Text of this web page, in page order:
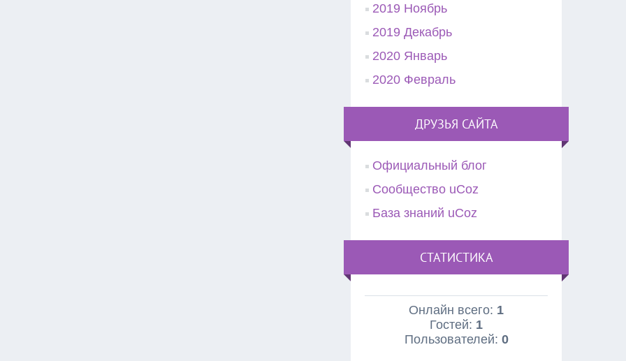
2019 Ноябрь
2019 Декабрь
2020 Январь
2020 Февраль
ДРУЗЬЯ САЙТА
Официальный блог
Сообщество uCoz
База знаний uCoz
СТАТИСТИКА
Онлайн всего: 1
Гостей: 1
Пользователей: 0